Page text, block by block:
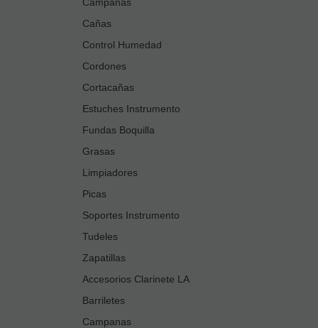
Cañas
Control Humedad
Cordones
Cortacañas
Estuches Instrumento
Fundas Boquilla
Grasas
Limpiadores
Picas
Soportes Instrumento
Tudeles
Zapatillas
Accesorios Clarinete LA
Barriletes
Campanas